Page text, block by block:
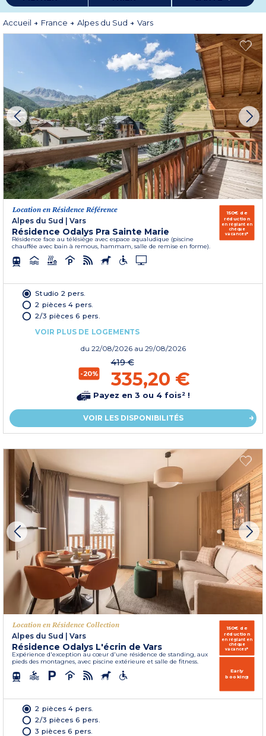
infrastructures récentes, y sont nombreuses, et vous permettront de vous
épanouir au grand air en toute quiétude. Située à proximité du parc du
Queyras, de la réserve naturelle du Vals d’Escreins et du Col de Vars, c’est tout
un univers d’alpages, de forêts d’épicéas, de grands lacs et de champs colorés
qui vous attend.
Plus d'informations
Accueil France Alpes du Sud Vars
Location en Résidence Référence
Alpes du Sud
Vars
Résidence Odalys Pra Sainte Marie
Résidence face au télésiège avec espace aqualudique (piscine
chauffée avec bain à remous, hammam, salle de remise en forme).
150€ de
réduction
en réglant en
chèque
vacances*
Studio 2 pers.
2 pièces 4 pers.
2/3 pièces 6 pers.
VOIR PLUS DE LOGEMENTS
du 22/08/2026 au 29/08/2026
-20%
419 €
335,20 €
Payez en 3 ou 4 fois² !
VOIR LES DISPONIBILITÉS
Location en Résidence Collection
Alpes du Sud
Vars
Résidence Odalys L'écrin de Vars
Expérience d'exception au cœur d'une résidence de standing, aux
pieds des montagnes, avec piscine extérieure et salle de fitness.
150€ de
réduction
en réglant en
chèque
vacances*
Early
booking
2 pièces 4 pers.
2/3 pièces 6 pers.
3 pièces 6 pers.